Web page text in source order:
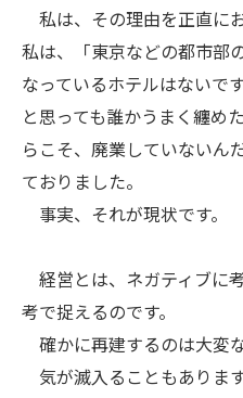
私は、その理由を正直に
私は、「東京などの都市部
なっているホテルはないで
と思っても誰かうまく纏め
らこそ、廃業していないん
ておりました。
事実、それが現状です。
経営とは、ネガティブに
考で捉えるのです。
確かに再建するのは大変
気が滅入ることもあります